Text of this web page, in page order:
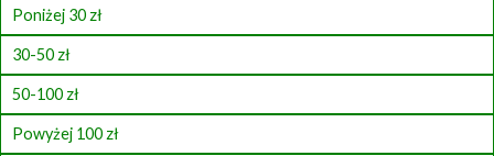
Poniżej 30 zł
30-50 zł
50-100 zł
Powyżej 100 zł